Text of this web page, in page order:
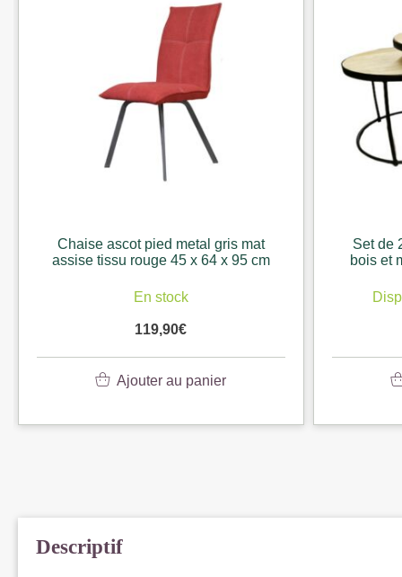
Chaise ascot pied metal gris mat
assise tissu rouge 45 x 64 x 95 cm
En stock
119,90€
Ajouter au panier
Set de
bois et
Descriptif